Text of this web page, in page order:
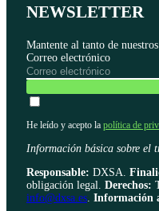
NEWSLETTER
Mantente al tanto de
Correo electrónico
He leído y acepto la política de
Información básica sobre el
Responsable: DXSA.
obligación legal. Derechos:
info@dxsa.es. Información